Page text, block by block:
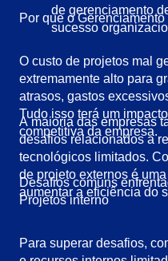
de gerenciamento
sucesso
Por que o
O custo de projetos mal
extremamente alto para
atrasos, gastos
Tudo isso terá um
competitiva da empresa.
A maioria das empresas
desafios relacionados a
tecnológicos limitados.
de projeto externos é
aumentar a eficiência do
Desafios comuns
Projetos interno
Para superar desafios,